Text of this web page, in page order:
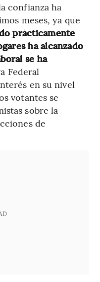
confianza ha
meses, ya que
prácticamente
ha alcanzado
se ha
Federal
en su nivel
votantes se
sobre la
de